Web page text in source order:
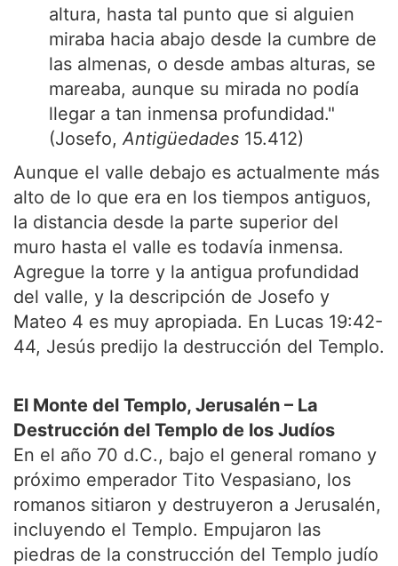
altura, hasta tal punto que si alguien
miraba hacia abajo desde la cumbre de
las almenas, o desde ambas alturas, se
mareaba, aunque su mirada no podía
llegar a tan inmensa profundidad."
(Josefo,Antigüedades 15.412)
Aunque el valle debajo es actualmente más
alto de lo que era en los tiempos antiguos,
la distancia desde la parte superior del
muro hasta el valle es todavía inmensa.
Agregue la torre y la antigua profundidad
del valle, y la descripción de Josefo y
Mateo 4 es muy apropiada. En Lucas 19:42-
44, Jesús predijo la destrucción del Templo.
El Monte del Templo, Jerusalén – La
Destrucción del Templo de los Judíos
En el año 70 d.C., bajo el general romano y
próximo emperador Tito Vespasiano, los
romanos sitiaron y destruyeron a Jerusalén,
incluyendo el Templo. Empujaron las
piedras de la construcción del Templo judío